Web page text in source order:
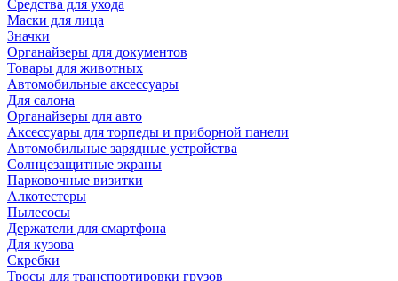
Средства для ухода
Маски для лица
Значки
Органайзеры для документов
Товары для животных
Автомобильные аксессуары
Для салона
Органайзеры для авто
Аксессуары для торпеды и приборной панели
Автомобильные зарядные устройства
Солнцезащитные экраны
Парковочные визитки
Алкотестеры
Пылесосы
Держатели для смартфона
Для кузова
Скребки
Тросы для транспортировки грузов